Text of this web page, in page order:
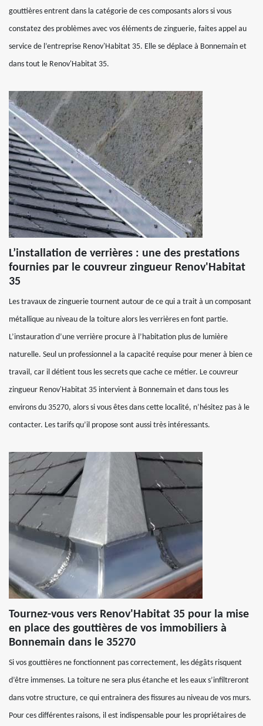
gouttières entrent dans la catégorie de ces composants alors si vous
constatez des problèmes avec vos éléments de zinguerie, faites appel au
service de l’entreprise Renov'Habitat 35. Elle se déplace à Bonnemain et
dans tout le Renov'Habitat 35.
L’installation de verrières : une des prestations
fournies par le couvreur zingueur Renov'Habitat
35
Les travaux de zinguerie tournent autour de ce qui a trait à un composant
métallique au niveau de la toiture alors les verrières en font partie.
L’instauration d’une verrière procure à l’habitation plus de lumière
naturelle. Seul un professionnel a la capacité requise pour mener à bien ce
travail, car il détient tous les secrets que cache ce métier. Le couvreur
zingueur Renov'Habitat 35 intervient à Bonnemain et dans tous les
environs du 35270, alors si vous êtes dans cette localité, n’hésitez pas à le
contacter. Les tarifs qu’il propose sont aussi très intéressants.
Tournez-vous vers Renov'Habitat 35 pour la mise
en place des gouttières de vos immobiliers à
Bonnemain dans le 35270
Si vos gouttières ne fonctionnent pas correctement, les dégâts risquent
d’être immenses. La toiture ne sera plus étanche et les eaux s’infiltreront
dans votre structure, ce qui entrainera des fissures au niveau de vos murs.
Pour ces différentes raisons, il est indispensable pour les propriétaires de